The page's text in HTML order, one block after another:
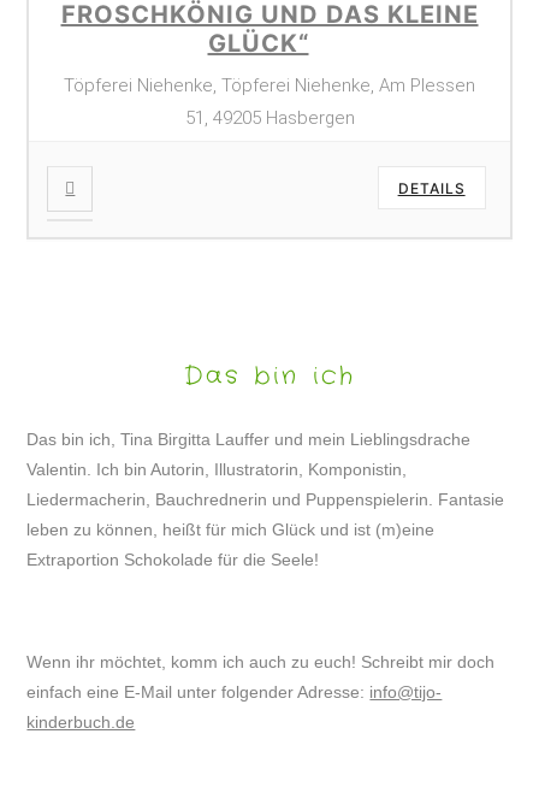
FROSCHKÖNIG UND DAS KLEINE
GLÜCK“
Töpferei Niehenke, Töpferei Niehenke, Am Plessen
51, 49205 Hasbergen
DETAILS
Das bin ich
Das bin ich, Tina Birgitta Lauffer und mein Lieblingsdrache
Valentin. Ich bin Autorin, Illustratorin, Komponistin,
Liedermacherin, Bauchrednerin und Puppenspielerin. Fantasie
leben zu können, heißt für mich Glück und ist (m)eine
Extraportion Schokolade für die Seele!
Wenn ihr möchtet, komm ich auch zu euch! Schreibt mir doch
einfach eine E-Mail unter folgender Adresse: info@tijo-
kinderbuch.de